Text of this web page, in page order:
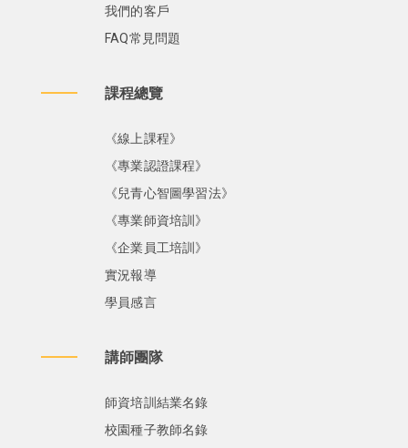
我們的客戶
FAQ常見問題
課程總覽
《線上課程》
《專業認證課程》
《兒青心智圖學習法》
《專業師資培訓》
《企業員工培訓》
實況報導
學員感言
講師團隊
師資培訓結業名錄
校園種子教師名錄